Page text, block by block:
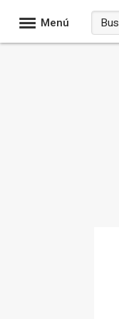
Menú